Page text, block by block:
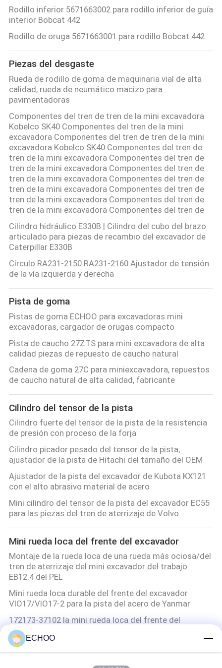
Rodillo inferior 5671663002 para rodillo inferior de guía
interior Bobcat 442
Rodillo de oruga 5671663001 para rodillo Bobcat 442
Piezas del desgaste
Rueda de rodillo de goma de maquinaria vial de alta
calidad, rueda de neumático macizo para
pavimentadoras
Componentes del tren de tren de la mini excavadora
Kobelco SK40 Componentes del tren de la mini
excavadora Componentes del tren de tren de la mini
excavadora Kobelco SK40 Componentes del tren de
tren de la mini excavadora Componentes del tren de
tren de la mini excavadora Componentes del tren de
tren de la mini excavadora Componentes del tren de
tren de la mini excavadora Componentes del tren de
tren de la mini excavadora Componentes del tren de
tren de la mini excavadora Componentes del tren de
Cilindro hidráulico E330B | Cilindro del cubo del brazo
articulado para piezas de recambio del excavador de
Caterpillar E330B
Círculo RA231-2150 RA231-2160 Ajustador de tensión
de la vía izquierda y derecha
Pista de goma
Pistas de goma ECHOO para excavadoras mini
excavadoras, cargador de orugas compacto
Pista de caucho 27ZTS para mini excavadora de alta
calidad piezas de repuesto de caucho natural
Cadena de goma 27C para miniexcavadora, repuestos
de caucho natural de alta calidad, fabricante
Cilindro del tensor de la pista
Cilindro fuerte del tensor de la pista de la resistencia
de presión con proceso de la forja
Cilindro picador pesado del tensor de la pista,
ajustador de la pista de Hitachi del tamaño del OEM
Ajustador de la pista del excavador de Kubota KX121
con el alto abrasivo material de acero
Mini cilindro del tensor de la pista del excavador EC55
para las piezas del tren de aterrizaje de Volvo
Mini rueda loca del frente del excavador
Montaje de la rueda loca de una rueda más ociosa/del
tren de aterrizaje del mini excavador del trabajo
EB12.4 del PEL
Mini rueda loca durable del frente del excavador
VIO17/VIO17-2 para la pista del acero de Yanmar
172173-37102 la mini rueda loca del frente del
excavador, mini excavador parte tiempo largo de la
garantíaECHOO